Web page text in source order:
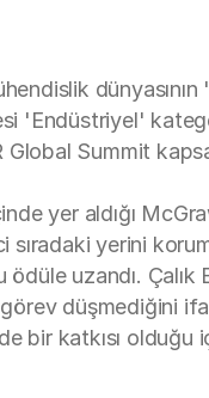
'Endüstriyel'
Summit
yer aldığı
yerini
uzandı. Çalık
düşmediğini
bir katkısı